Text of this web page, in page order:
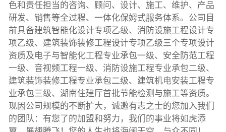
色和责任担当的咨询、顾问、设计、施工、维护、产品
研发、销售等全过程、一体化保姆式服务体系。公司目
前具备建筑智能化设计专项乙级、消防设施工程设计专
项乙级、建筑装饰装修工程设计专项乙级三个专项设计
资质及电子与智能化工程专业承包一级、安全防范工程
一级、音视频工程一级、消防设施工程专业承包二级、
建筑装饰装修工程专业承包二级、建筑机电安装工程专
业承包三级、湖南住建厅首批节能检测与施工等资质。
现因公司规模的不断扩大，诚邀有志之士的您加入我们
的团队：有您了的加盟和努力，我们的事业将如虎添